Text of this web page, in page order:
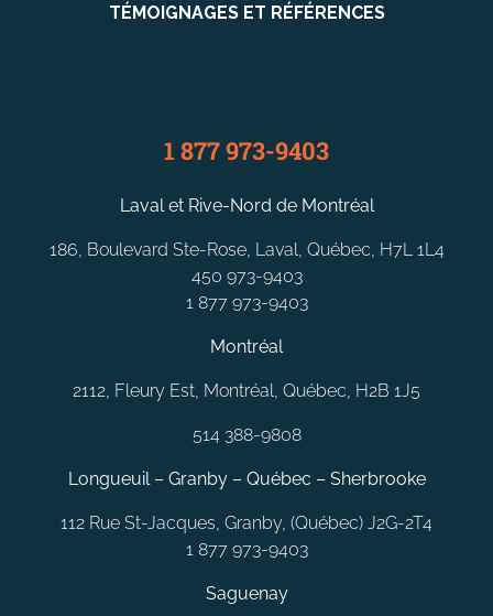
TÉMOIGNAGES ET RÉFÉRENCES
1 877 973-9403
Laval et Rive-Nord de Montréal
186, Boulevard Ste-Rose, Laval, Québec, H7L 1L4
450 973-9403
1 877 973-9403
Montréal
2112, Fleury Est, Montréal, Québec, H2B 1J5
514 388-9808
Longueuil – Granby – Québec – Sherbrooke
112 Rue St-Jacques, Granby, (Québec) J2G-2T4
1 877 973-9403
Saguenay